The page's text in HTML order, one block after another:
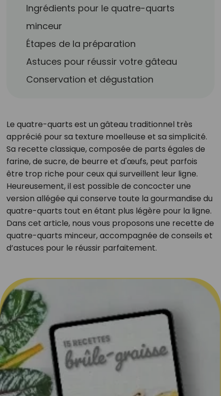
Ingrédients pour le quatre-quarts
minceur
Étapes de la préparation
Astuces pour réussir votre gâteau
Conservation et dégustation
Le quatre-quarts est un gâteau traditionnel très
apprécié pour sa texture moelleuse et sa simplicité.
Sa recette classique, composée de parts égales de
farine, de sucre, de beurre et d'œufs, peut parfois
être trop riche pour ceux qui surveillent leur ligne.
Heureusement, il est possible de concocter une
version allégée qui conserve toute la gourmandise du
quatre-quarts tout en étant plus légère pour la ligne.
Dans cet article, nous vous proposons une recette de
quatre-quarts minceur, accompagnée de conseils et
d’astuces pour le réussir parfaitement.